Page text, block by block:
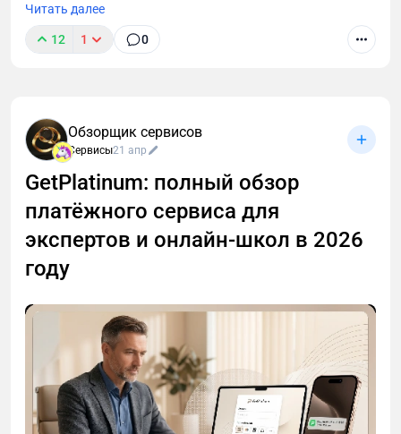
Читать далее
12 1 0
Обзорщик сервисов
Сервисы21 апр
GetPlatinum: полный обзор
платёжного сервиса для
экспертов и онлайн-школ в 2026
году